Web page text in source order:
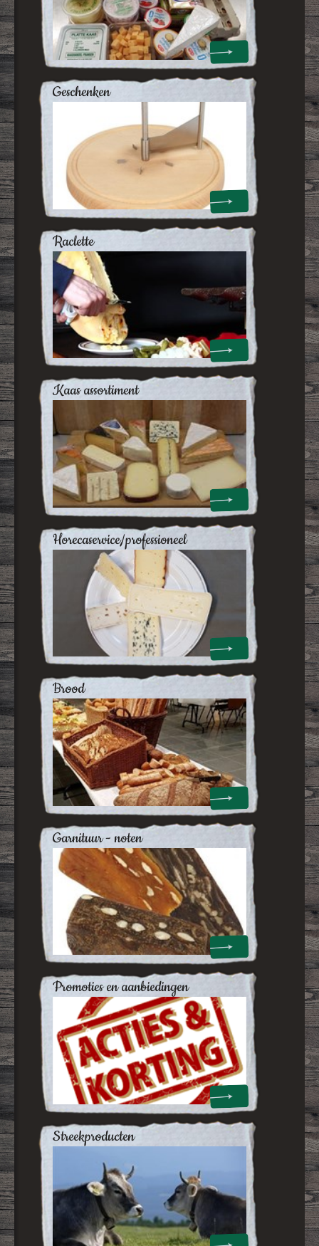
geschenken
raclette
kaas assortiment
horecaservice/professioneel
brood
garnituur - noten
promoties en aanbiedingen
streekproducten